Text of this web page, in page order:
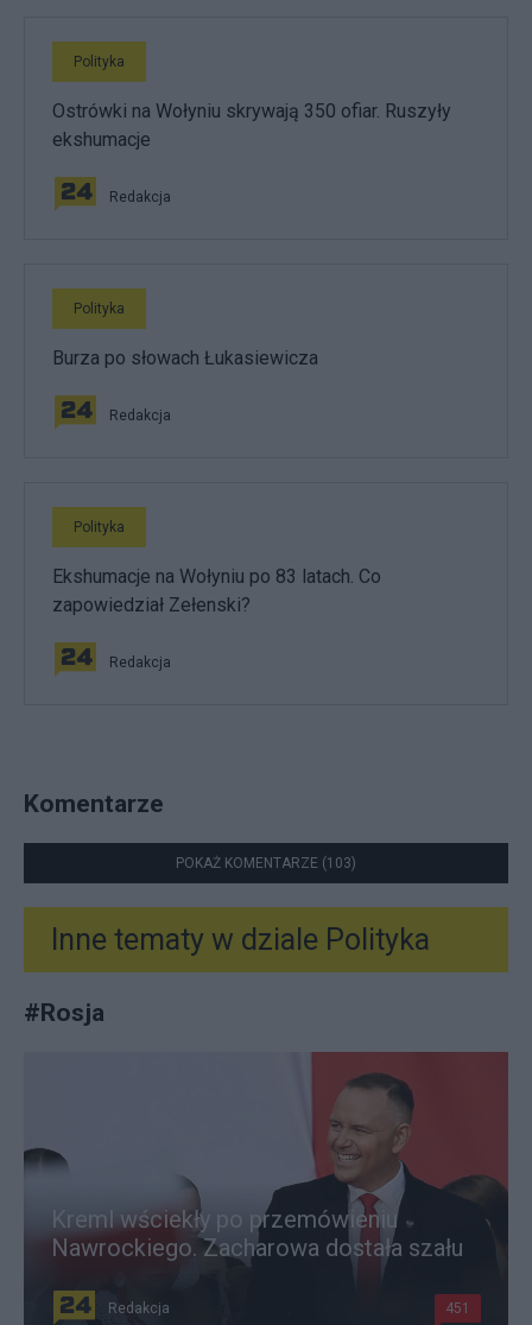
Polityka
Ostrówki na Wołyniu skrywają 350 ofiar. Ruszyły
ekshumacje
Redakcja
Polityka
Burza po słowach Łukasiewicza
Redakcja
Polityka
Ekshumacje na Wołyniu po 83 latach. Co
zapowiedział Zełenski?
Redakcja
Komentarze
POKAŻ KOMENTARZE (103)
Inne tematy w dziale Polityka
#Rosja
Kreml wściekły po przemówieniu
Nawrockiego. Zacharowa dostała szału
Redakcja 451